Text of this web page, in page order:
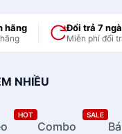
hãng Đổi trả 7
Miễn phí đổi
NHIỀU
HOT
Combo
SALE